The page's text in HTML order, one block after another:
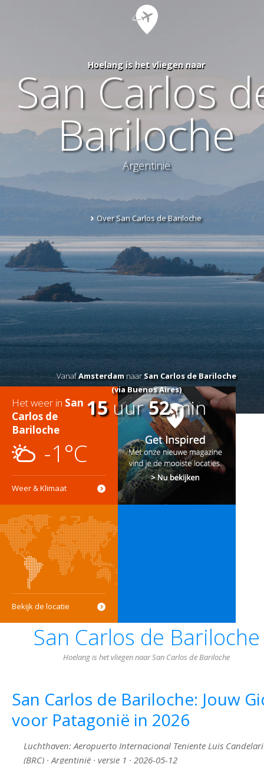
Hoelang is het vliegen naar
San Carlos
Bariloche
Argentinië
Over San Carlos de Bariloche
VanafAmsterdamnaar San Carlos de Bariloche
(via Buenos Aires)
15uur52min
Het weer in San
Carlos de
Bariloche
-1°C
Weer & Klimaat
Bekijk de locatie
San Carlos de Bariloche
Hoelang is het vliegen naar San Carlos de Bariloche
San Carlos de Bariloche: Jouw
voor Patagonië in 2026
Luchthaven: Aeropuerto Internacional Teniente Luis
(BRC) · Argentinië · versie 1 · 2026-05-12